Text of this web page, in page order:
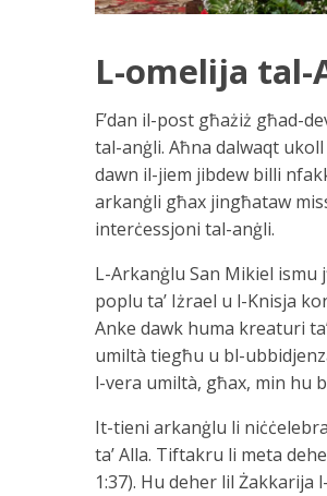
L-omelija tal-
F’dan il-post għażiż għad-
tal-anġli. Aħna dalwaqt
dawn il-jiem jibdew billi
arkanġli għax jingħataw
interċessjoni tal-anġli.
L-Arkanġlu San Mikiel ismu
poplu ta’ Iżrael u l-Knisja
Anke dawk huma kreaturi
umiltà tiegħu u bl-
l-vera umiltà, għax, min hu
It-tieni arkanġlu li
ta’ Alla. Tiftakru li meta
1:37). Hu deher lil